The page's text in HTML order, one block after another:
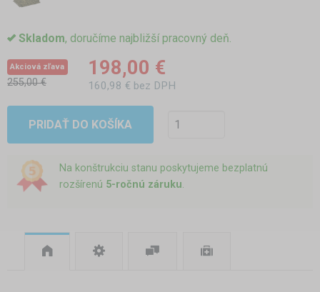
Skladom, doručíme najbližší pracovný deň.
Akciová zľava
255,00 €
198,00 €
160,98 € bez DPH
PRIDAŤ DO KOŠÍKA
Na konštrukciu stanu poskytujeme bezplatnú
rozšírenú 5-ročnú záruku.